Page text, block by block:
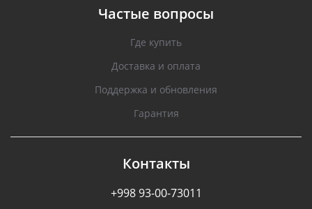
Частые вопросы
Где купить
Доставка и оплата
Поддержка и обновления
Гарантия
Контакты
+998 93-00-73011